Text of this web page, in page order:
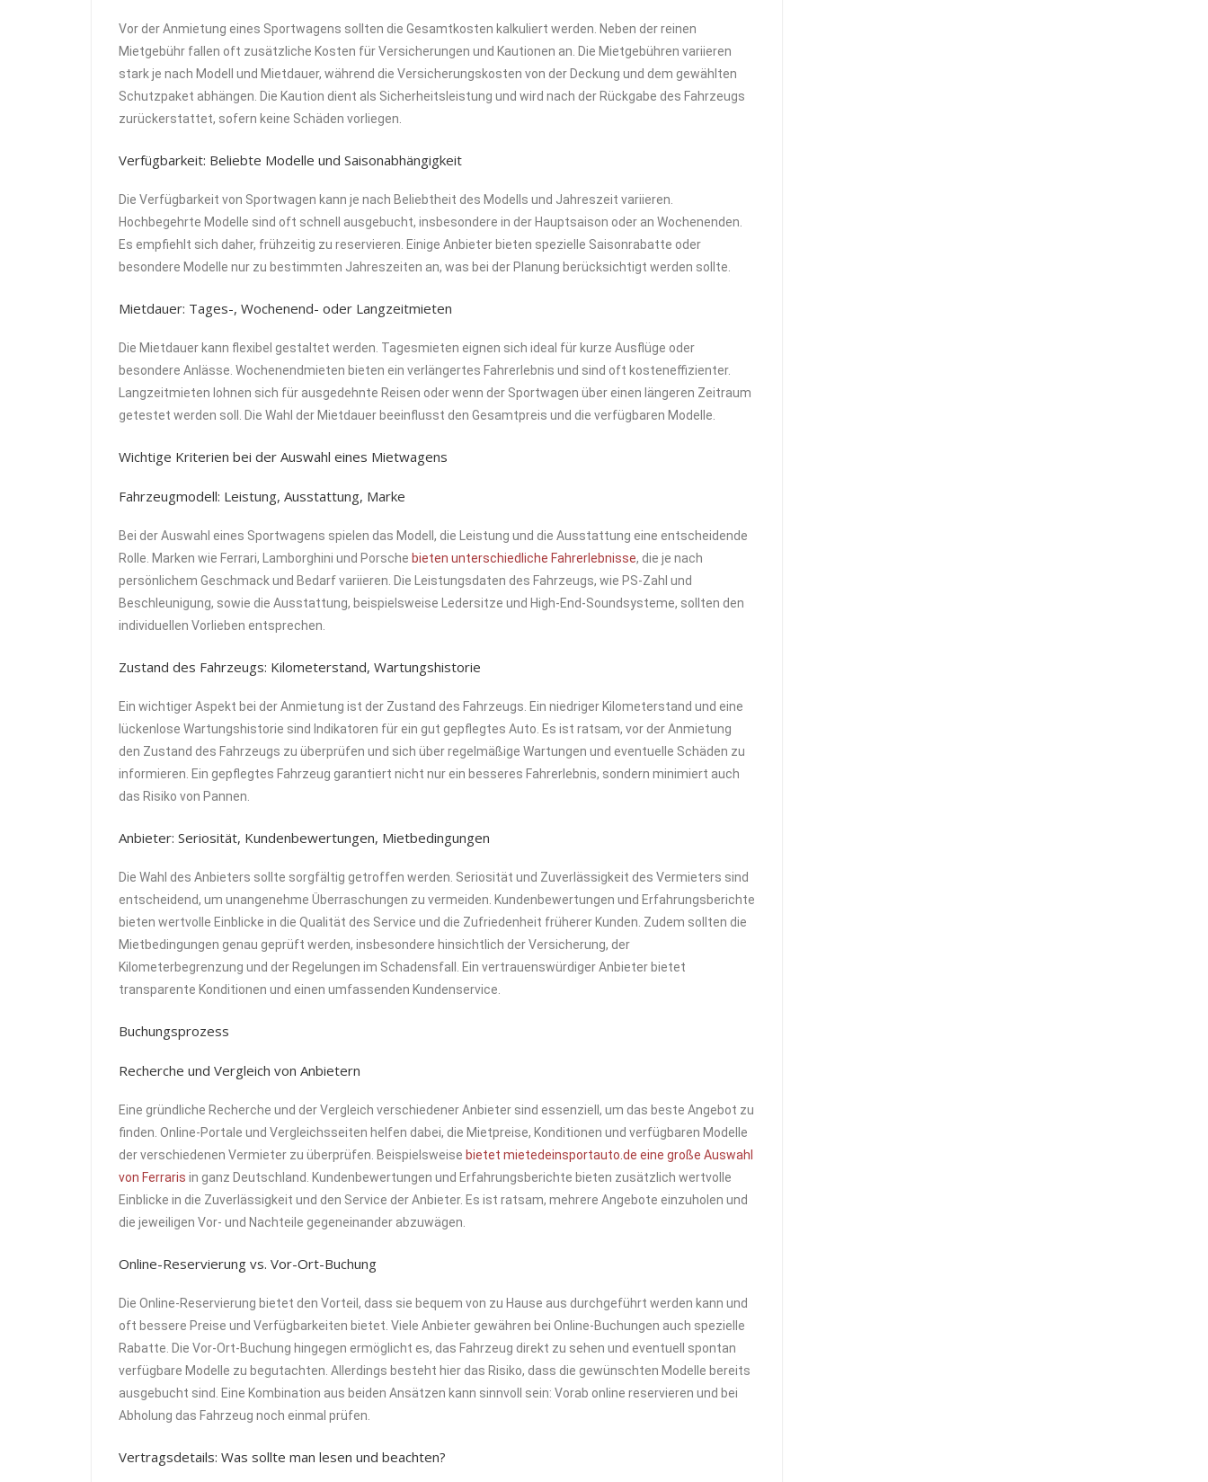
Vor der Anmietung eines Sportwagens sollten die Gesamtkosten kalkuliert werden. Neben der reinen
Mietgebühr fallen oft zusätzliche Kosten für Versicherungen und Kautionen an. Die Mietgebühren variieren
stark je nach Modell und Mietdauer, während die Versicherungskosten von der Deckung und dem gewählten
Schutzpaket abhängen. Die Kaution dient als Sicherheitsleistung und wird nach der Rückgabe des Fahrzeugs
zurückerstattet, sofern keine Schäden vorliegen.
Verfügbarkeit: Beliebte Modelle und Saisonabhängigkeit
Die Verfügbarkeit von Sportwagen kann je nach Beliebtheit des Modells und Jahreszeit variieren.
Hochbegehrte Modelle sind oft schnell ausgebucht, insbesondere in der Hauptsaison oder an Wochenenden.
Es empfiehlt sich daher, frühzeitig zu reservieren. Einige Anbieter bieten spezielle Saisonrabatte oder
besondere Modelle nur zu bestimmten Jahreszeiten an, was bei der Planung berücksichtigt werden sollte.
Mietdauer: Tages-, Wochenend- oder Langzeitmieten
Die Mietdauer kann flexibel gestaltet werden. Tagesmieten eignen sich ideal für kurze Ausflüge oder
besondere Anlässe. Wochenendmieten bieten ein verlängertes Fahrerlebnis und sind oft kosteneffizienter.
Langzeitmieten lohnen sich für ausgedehnte Reisen oder wenn der Sportwagen über einen längeren Zeitraum
getestet werden soll. Die Wahl der Mietdauer beeinflusst den Gesamtpreis und die verfügbaren Modelle.
Wichtige Kriterien bei der Auswahl eines Mietwagens
Fahrzeugmodell: Leistung, Ausstattung, Marke
Bei der Auswahl eines Sportwagens spielen das Modell, die Leistung und die Ausstattung eine entscheidende
Rolle. Marken wie Ferrari, Lamborghini und Porsche bieten unterschiedliche Fahrerlebnisse, die je nach
persönlichem Geschmack und Bedarf variieren. Die Leistungsdaten des Fahrzeugs, wie PS-Zahl und
Beschleunigung, sowie die Ausstattung, beispielsweise Ledersitze und High-End-Soundsysteme, sollten den
individuellen Vorlieben entsprechen.
Zustand des Fahrzeugs: Kilometerstand, Wartungshistorie
Ein wichtiger Aspekt bei der Anmietung ist der Zustand des Fahrzeugs. Ein niedriger Kilometerstand und eine
lückenlose Wartungshistorie sind Indikatoren für ein gut gepflegtes Auto. Es ist ratsam, vor der Anmietung
den Zustand des Fahrzeugs zu überprüfen und sich über regelmäßige Wartungen und eventuelle Schäden zu
informieren. Ein gepflegtes Fahrzeug garantiert nicht nur ein besseres Fahrerlebnis, sondern minimiert auch
das Risiko von Pannen.
Anbieter: Seriosität, Kundenbewertungen, Mietbedingungen
Die Wahl des Anbieters sollte sorgfältig getroffen werden. Seriosität und Zuverlässigkeit des Vermieters sind
entscheidend, um unangenehme Überraschungen zu vermeiden. Kundenbewertungen und Erfahrungsberichte
bieten wertvolle Einblicke in die Qualität des Service und die Zufriedenheit früherer Kunden. Zudem sollten die
Mietbedingungen genau geprüft werden, insbesondere hinsichtlich der Versicherung, der
Kilometerbegrenzung und der Regelungen im Schadensfall. Ein vertrauenswürdiger Anbieter bietet
transparente Konditionen und einen umfassenden Kundenservice.
Buchungsprozess
Recherche und Vergleich von Anbietern
Eine gründliche Recherche und der Vergleich verschiedener Anbieter sind essenziell, um das beste Angebot zu
finden. Online-Portale und Vergleichsseiten helfen dabei, die Mietpreise, Konditionen und verfügbaren Modelle
der verschiedenen Vermieter zu überprüfen. Beispielsweise bietet mietedeinsportauto.de eine große Auswahl
von Ferraris in ganz Deutschland. Kundenbewertungen und Erfahrungsberichte bieten zusätzlich wertvolle
Einblicke in die Zuverlässigkeit und den Service der Anbieter. Es ist ratsam, mehrere Angebote einzuholen und
die jeweiligen Vor- und Nachteile gegeneinander abzuwägen.
Online-Reservierung vs. Vor-Ort-Buchung
Die Online-Reservierung bietet den Vorteil, dass sie bequem von zu Hause aus durchgeführt werden kann und
oft bessere Preise und Verfügbarkeiten bietet. Viele Anbieter gewähren bei Online-Buchungen auch spezielle
Rabatte. Die Vor-Ort-Buchung hingegen ermöglicht es, das Fahrzeug direkt zu sehen und eventuell spontan
verfügbare Modelle zu begutachten. Allerdings besteht hier das Risiko, dass die gewünschten Modelle bereits
ausgebucht sind. Eine Kombination aus beiden Ansätzen kann sinnvoll sein: Vorab online reservieren und bei
Abholung das Fahrzeug noch einmal prüfen.
Vertragsdetails: Was sollte man lesen und beachten?